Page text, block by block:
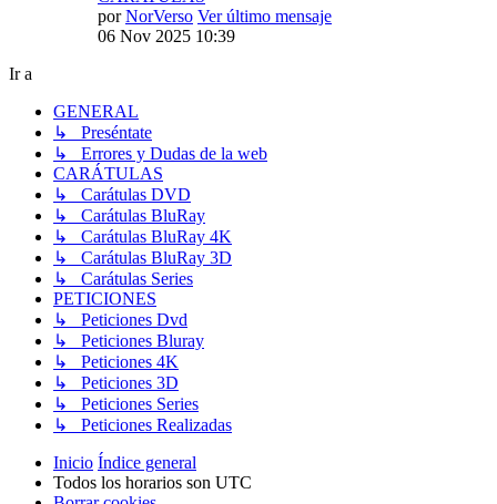
porNorVerso Ver último mensaje
06 Nov 2025 10:39
Ir a
GENERAL
↳ Preséntate
↳ Errores y Dudas de la web
CARÁTULAS
↳ Carátulas DVD
↳ Carátulas BluRay
↳ Carátulas BluRay 4K
↳ Carátulas BluRay 3D
↳ Carátulas Series
PETICIONES
↳ Peticiones Dvd
↳ Peticiones Bluray
↳ Peticiones 4K
↳ Peticiones 3D
↳ Peticiones Series
↳ Peticiones Realizadas
Inicio Índice general
Todos los horarios son UTC